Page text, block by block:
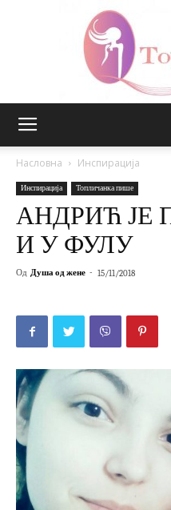
Насловна Инспирација
Инспирација Топличанка пише
АНДРИЋ ЈЕ
И У ФУЛУ
Од Душа од жене - 15/11/2018